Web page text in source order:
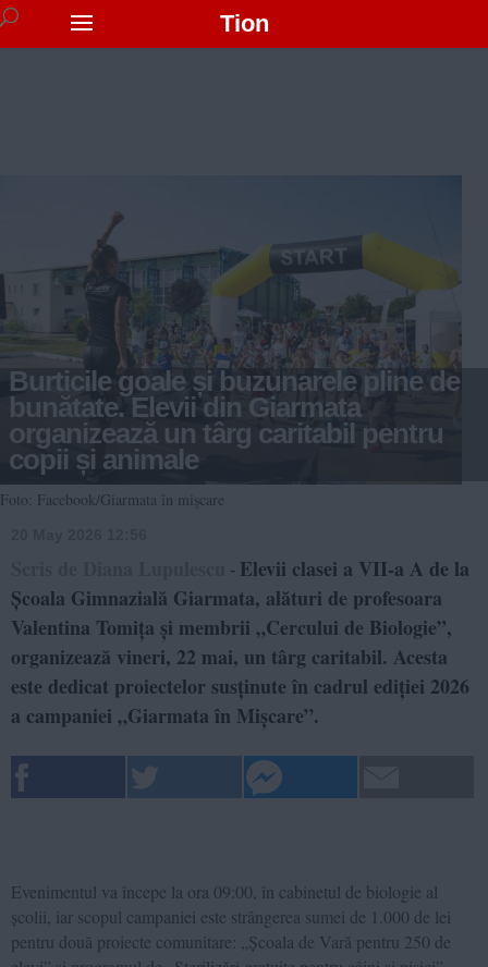
Tion
Burticile goale și buzunarele pline de
bunătate. Elevii din Giarmata
organizează un târg caritabil pentru
copii și animale
Foto: Facebook/Giarmata în mișcare
- Elevii clasei a VII-a A de la
Școala Gimnazială Giarmata, alături de profesoara
Valentina Tomița și membrii „Cercului de Biologie”,
organizează vineri, 22 mai, un târg caritabil. Acesta
este dedicat proiectelor susținute în cadrul ediției 2026
a campaniei „Giarmata în Mișcare”.
Evenimentul va începe la ora 09:00, în cabinetul de biologie al
școlii, iar scopul campaniei este strângerea sumei de 1.000 de lei
pentru două proiecte comunitare: „Școala de Vară pentru 250 de